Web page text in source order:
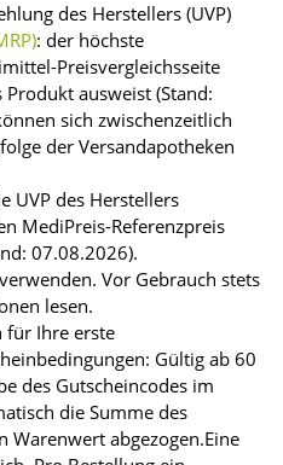
des Herstellers (UVP)
: der höchste
Preisvergleichsseite
ausweist (Stand:
sich zwischenzeitlich
der Versandapotheken
UVP des Herstellers
MediPreis-Referenzpreis
07.08.2026).
Vor Gebrauch stets
lesen.
für Ihre erste
Gültig ab 60
des Gutscheincodes im
die Summe des
Warenwert abgezogen.Eine